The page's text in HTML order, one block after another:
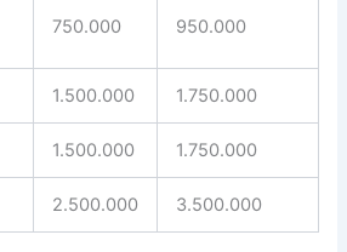
750.000 950.000
1.500.000 1.750.000
1.500.000 1.750.000
2.500.000 3.500.000